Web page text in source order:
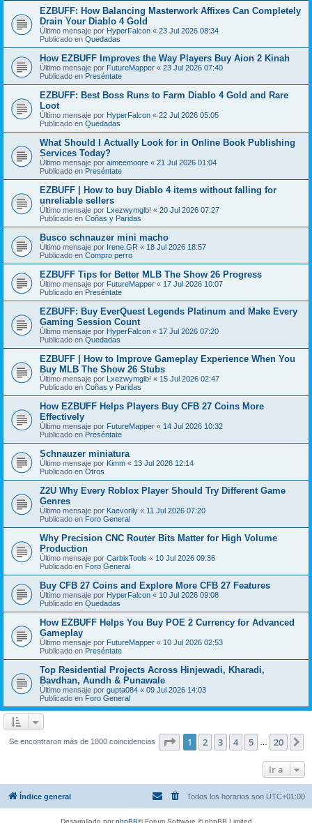
EZBUFF: How Balancing Masterwork Affixes Can Completely
Drain Your Diablo 4 Gold
Último mensaje por HyperFalcon « 23 Jul 2026 08:34
Publicado en Quedadas
How EZBUFF Improves the Way Players Buy Aion 2 Kinah
Último mensaje por FutureMapper « 23 Jul 2026 07:40
Publicado en Preséntate
EZBUFF: Best Boss Runs to Farm Diablo 4 Gold and Rare
Loot
Último mensaje por HyperFalcon « 22 Jul 2026 05:05
Publicado en Quedadas
What Should I Actually Look for in Online Book Publishing
Services Today?
Último mensaje por aimeemoore « 21 Jul 2026 01:04
Publicado en Preséntate
EZBUFF | How to buy Diablo 4 items without falling for
unreliable sellers
Último mensaje por Lxezwymglb! « 20 Jul 2026 07:27
Publicado en Coñas y Paridas
Busco schnauzer mini macho
Último mensaje por Irene.GR « 18 Jul 2026 18:57
Publicado en Compro perro
EZBUFF Tips for Better MLB The Show 26 Progress
Último mensaje por FutureMapper « 17 Jul 2026 10:07
Publicado en Preséntate
EZBUFF: Buy EverQuest Legends Platinum and Make Every
Gaming Session Count
Último mensaje por HyperFalcon « 17 Jul 2026 07:20
Publicado en Quedadas
EZBUFF | How to Improve Gameplay Experience When You
Buy MLB The Show 26 Stubs
Último mensaje por Lxezwymglb! « 15 Jul 2026 02:47
Publicado en Coñas y Paridas
How EZBUFF Helps Players Buy CFB 27 Coins More
Effectively
Último mensaje por FutureMapper « 14 Jul 2026 10:32
Publicado en Preséntate
Schnauzer miniatura
Último mensaje por Kimm « 13 Jul 2026 12:14
Publicado en Otros
Z2U Why Every Roblox Player Should Try Different Game
Genres
Último mensaje por Kaevorlly « 11 Jul 2026 07:20
Publicado en Foro General
Why Precision CNC Router Bits Matter for High Volume
Production
Último mensaje por CarbixTools « 10 Jul 2026 09:36
Publicado en Foro General
Buy CFB 27 Coins and Explore More CFB 27 Features
Último mensaje por HyperFalcon « 10 Jul 2026 09:08
Publicado en Quedadas
How EZBUFF Helps You Buy POE 2 Currency for Advanced
Gameplay
Último mensaje por FutureMapper « 10 Jul 2026 02:53
Publicado en Preséntate
Top Residential Projects Across Hinjewadi, Kharadi,
Bavdhan, Aundh & Punawale
Último mensaje por gupta084 « 09 Jul 2026 14:03
Publicado en Foro General
Se encontraron más de 1000 coincidencias Página de 20
1 2 3 4 5 20
Ir a
Índice general Todos los horarios son UTC+01:00
Desarrollado porphpBB® Forum Software © phpBB Limited